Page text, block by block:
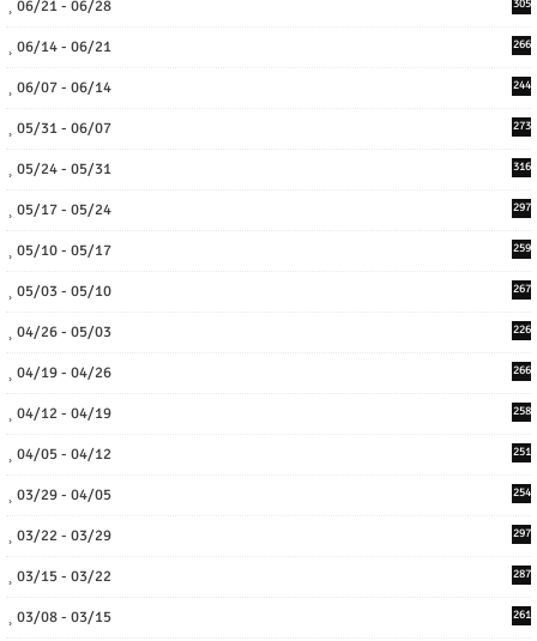
06/21 - 06/28 305
06/14 - 06/21 266
06/07 - 06/14 244
05/31 - 06/07 273
05/24 - 05/31 316
05/17 - 05/24 297
05/10 - 05/17 259
05/03 - 05/10 267
04/26 - 05/03 226
04/19 - 04/26 266
04/12 - 04/19 258
04/05 - 04/12 251
03/29 - 04/05 254
03/22 - 03/29 297
03/15 - 03/22 287
03/08 - 03/15 261